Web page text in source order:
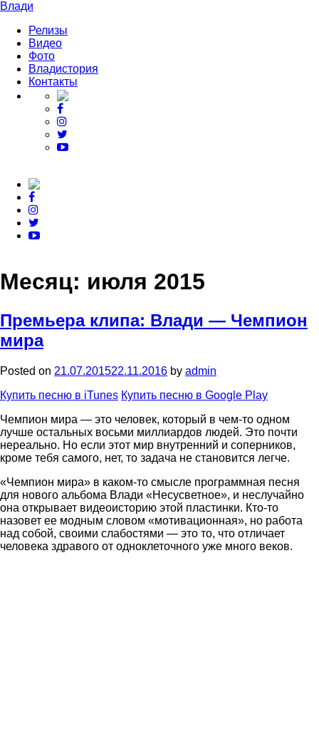
Влади
Релизы
Видео
Фото
Владистория
Контакты
Месяц: июля 2015
Премьера клипа: Влади — Чемпион
мира
Posted on 21.07.201522.11.2016 by admin
Купить песню в iTunes Купить песню в Google Play
Чемпион мира — это человек, который в чем‑то одном
лучше остальных восьми миллиардов людей. Это почти
нереально. Но если этот мир внутренний и соперников,
кроме тебя самого, нет, то задача не становится легче.
«Чемпион мира» в каком‑то смысле программная песня
для нового альбома Влади «Несусветное», и неслучайно
она открывает видеоисторию этой пластинки. Кто‑то
назовет ее модным словом «мотивационная», но работа
над собой, своими слабостями — это то, что отличает
человека здравого от одноклеточного уже много веков.